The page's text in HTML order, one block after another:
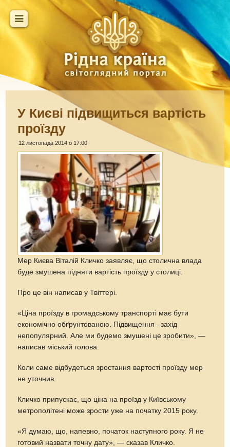
У Києві підвищиться вартість
проїзду
12 листопада 2014 о 17:00
Мер Києва Віталій Кличко заявляє, що столична влада
буде змушена підняти вартість проїзду у столиці.
Про це він написав у Твіттері.
«Ціна проїзду в громадському транспорті має бути
економічно обґрунтованою. Підвищення –захід
непопулярний. Але ми будемо змушені це зробити», —
написав міський голова.
Коли саме відбудеться зростання вартості проїзду мер
не уточнив.
Кличко припускає, що ціна на проїзд у Київському
метрополітені може зрости уже на початку 2015 року.
«Я думаю, що, напевно, початок наступного року. Я не
готовий назвати точну дату», — сказав Кличко.